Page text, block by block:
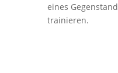
eines
trainieren.